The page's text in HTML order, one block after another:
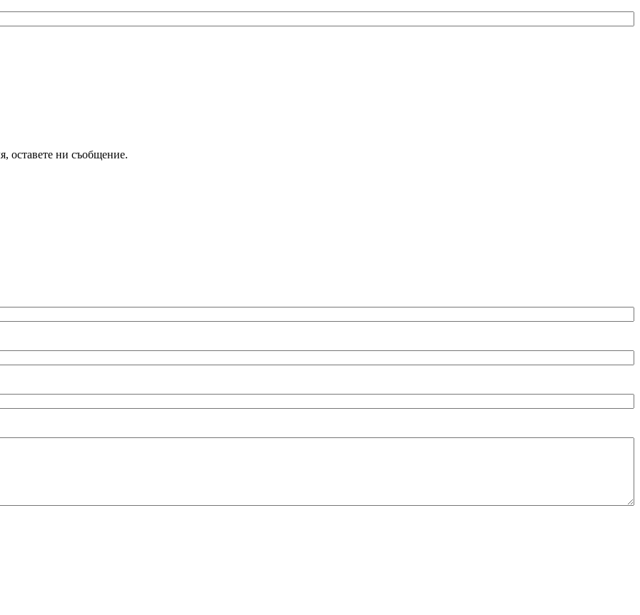
оставете ни съобщение.